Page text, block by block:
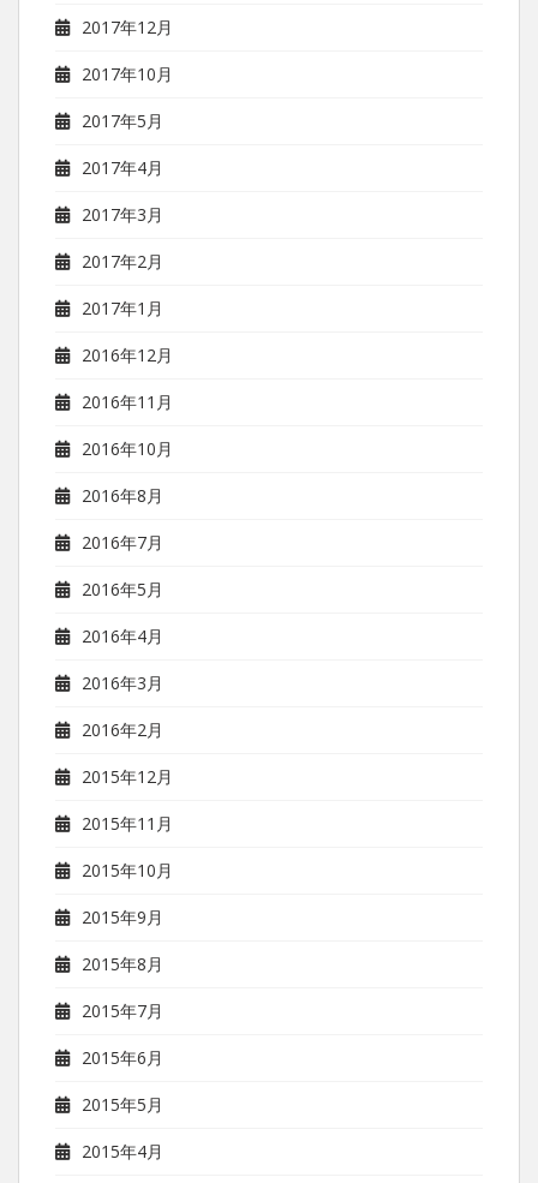
2017年12月
2017年10月
2017年5月
2017年4月
2017年3月
2017年2月
2017年1月
2016年12月
2016年11月
2016年10月
2016年8月
2016年7月
2016年5月
2016年4月
2016年3月
2016年2月
2015年12月
2015年11月
2015年10月
2015年9月
2015年8月
2015年7月
2015年6月
2015年5月
2015年4月